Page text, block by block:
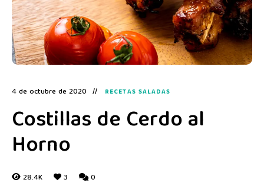
4 de octubre de 2020 RECETAS SALADAS
Costillas de Cerdo al
Horno
28.4K 3 0